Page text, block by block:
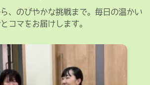
、のびやかな挑戦まで。毎日の温かい
コマをお届けします。